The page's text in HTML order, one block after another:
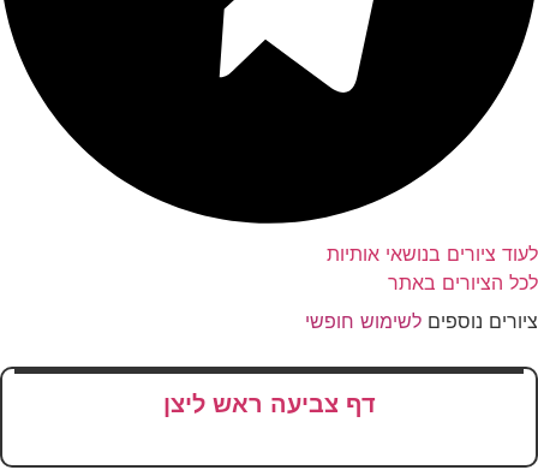
ציורים בנושאי אותיות
הציורים באתר
נוספיםלשימוש חופשי
דף צביעה ראש ליצן